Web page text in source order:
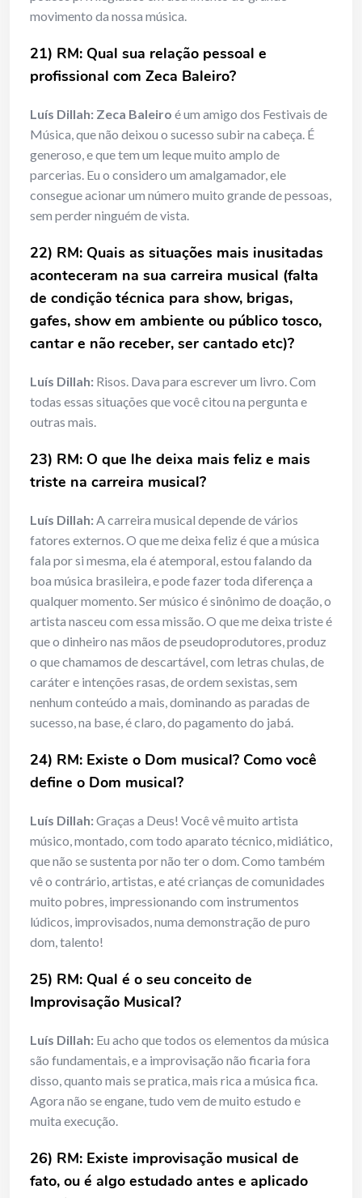
movimento da nossa música.
21) RM: Qual sua relação pessoal e
profissional com Zeca Baleiro?
Luís Dillah: Zeca Baleiro é um amigo dos Festivais de
Música, que não deixou o sucesso subir na cabeça. É
generoso, e que tem um leque muito amplo de
parcerias. Eu o considero um amalgamador, ele
consegue acionar um número muito grande de pessoas,
sem perder ninguém de vista.
22) RM: Quais as situações mais inusitadas
aconteceram na sua carreira musical (falta
de condição técnica para show, brigas,
gafes, show em ambiente ou público tosco,
cantar e não receber, ser cantado etc)?
Luís Dillah: Risos. Dava para escrever um livro. Com
todas essas situações que você citou na pergunta e
outras mais.
23) RM: O que lhe deixa mais feliz e mais
triste na carreira musical?
Luís Dillah:A carreira musical depende de vários
fatores externos. O que me deixa feliz é que a música
fala por si mesma, ela é atemporal, estou falando da
boa música brasileira, e pode fazer toda diferença a
qualquer momento. Ser músico é sinônimo de doação, o
artista nasceu com essa missão. O que me deixa triste é
que o dinheiro nas mãos de pseudoprodutores, produz
o que chamamos de descartável, com letras chulas, de
caráter e intenções rasas, de ordem sexistas, sem
nenhum conteúdo a mais, dominando as paradas de
sucesso, na base, é claro, do pagamento do jabá.
24) RM: Existe o Dom musical? Como você
define o Dom musical?
Luís Dillah:Graças a Deus! Você vê muito artista
músico, montado, com todo aparato técnico, midiático,
que não se sustenta por não ter o dom. Como também
vê o contrário, artistas, e até crianças de comunidades
muito pobres, impressionando com instrumentos
lúdicos, improvisados, numa demonstração de puro
dom, talento!
25) RM: Qual é o seu conceito de
Improvisação Musical?
Luís Dillah: Eu acho que todos os elementos da música
são fundamentais, e a improvisação não ficaria fora
disso, quanto mais se pratica, mais rica a música fica.
Agora não se engane, tudo vem de muito estudo e
muita execução.
26) RM: Existe improvisação musical de
fato, ou é algo estudado antes e aplicado